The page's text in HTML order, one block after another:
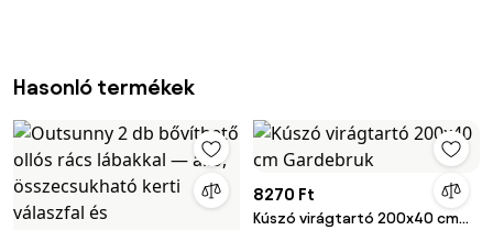
Hasonló termékek
8270 Ft
Kúszó virágtartó 200x40 cm